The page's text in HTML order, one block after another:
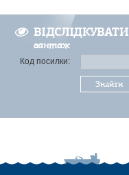
ВІДСЛІДКУВАТИ
вантаж
Код посилки:
Знайти